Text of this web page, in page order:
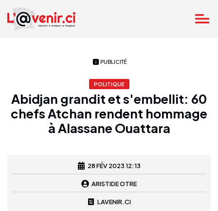
PUBLICITÉ
POLITIQUE
Abidjan grandit et s'embellit: 60
chefs Atchan rendent hommage
à Alassane Ouattara
28 FÉV 2023 12:13
ARISTIDE OTRE
LAVENIR.CI